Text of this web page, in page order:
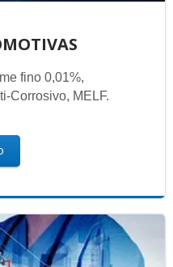
fino 0,01%,
Corrosivo, MELF.